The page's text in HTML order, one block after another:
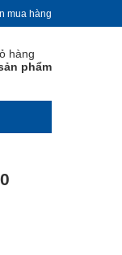
mua hàng
hàng
phẩm